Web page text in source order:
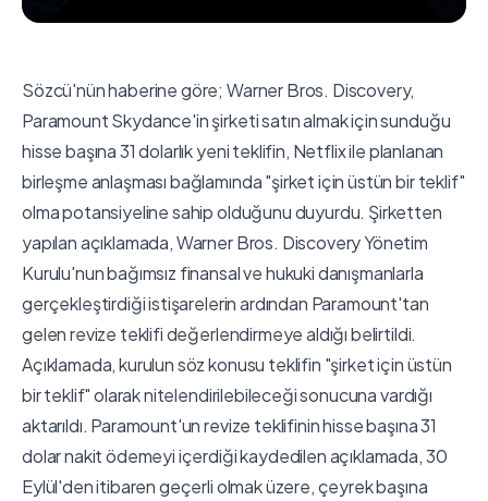
Sözcü'nün haberine göre; Warner Bros. Discovery,
Paramount Skydance'in şirketi satın almak için sunduğu
hisse başına 31 dolarlık yeni teklifin, Netflix ile planlanan
birleşme anlaşması bağlamında "şirket için üstün bir teklif"
olma potansiyeline sahip olduğunu duyurdu. Şirketten
yapılan açıklamada, Warner Bros. Discovery Yönetim
Kurulu'nun bağımsız finansal ve hukuki danışmanlarla
gerçekleştirdiği istişarelerin ardından Paramount'tan
gelen revize teklifi değerlendirmeye aldığı belirtildi.
Açıklamada, kurulun söz konusu teklifin "şirket için üstün
bir teklif" olarak nitelendirilebileceği sonucuna vardığı
aktarıldı. Paramount'un revize teklifinin hisse başına 31
dolar nakit ödemeyi içerdiği kaydedilen açıklamada, 30
Eylül'den itibaren geçerli olmak üzere, çeyrek başına